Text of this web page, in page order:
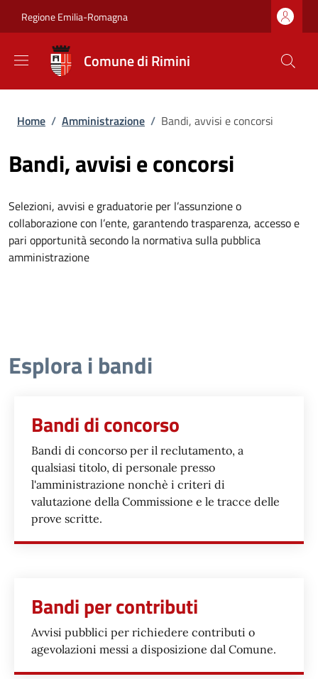
Regione Emilia-Romagna
Comune di Rimini
Briciole di pane
Home / Amministrazione / Bandi, avvisi e concorsi
Bandi, avvisi e concorsi
Selezioni, avvisi e graduatorie per l’assunzione o
collaborazione con l’ente, garantendo trasparenza, accesso e
pari opportunità secondo la normativa sulla pubblica
amministrazione
Esplora i bandi
Bandi di concorso
Bandi di concorso per il reclutamento, a
qualsiasi titolo, di personale presso
l'amministrazione nonchè i criteri di
valutazione della Commissione e le tracce delle
prove scritte.
Bandi per contributi
Avvisi pubblici per richiedere contributi o
agevolazioni messi a disposizione dal Comune.